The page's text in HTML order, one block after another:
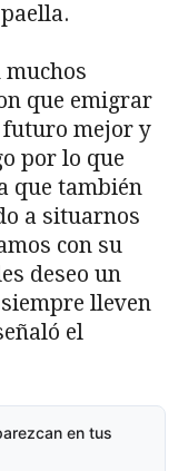
muchos
que emigrar
futuro mejor y
por lo que
que también
a situarnos
con su
deseo un
lleven
el
en tus